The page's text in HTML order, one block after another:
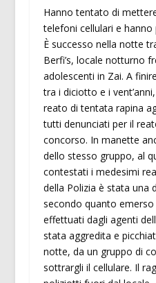
Hanno tentato di
telefoni cellulari e
È successo nella notte
Berfi’s, locale notturno
adolescenti in Zai. A
tra i diciotto e i
reato di tentata rapina
tutti denunciati per il
concorso. In manette
dello stesso gruppo, al
contestati i medesimi
della Polizia è stata una
secondo quanto
effettuati dagli agenti
stata aggredita e
notte, da un gruppo di
sottrargli il cellulare. Il